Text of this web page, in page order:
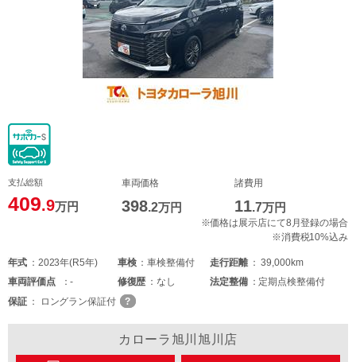
支払総額
409.9万円
車両価格
398.2万円
諸費用
11.7万円
※価格は展示店にて8月登録の場合
※消費税10%込み
年式 2023年(R5年) 車検 車検整備付 走行距離
39,000km
車両評価点 - 修復歴 なし 法定整備
定期点検整備付
保証
ロングラン保証付
カローラ旭川旭川店